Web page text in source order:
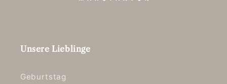
Unsere Lieblinge
Geburtstag